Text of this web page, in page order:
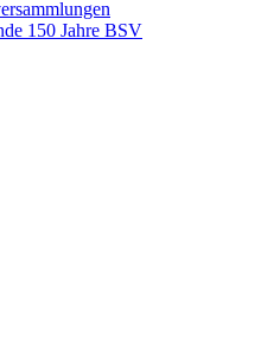
150 Jahre BSV